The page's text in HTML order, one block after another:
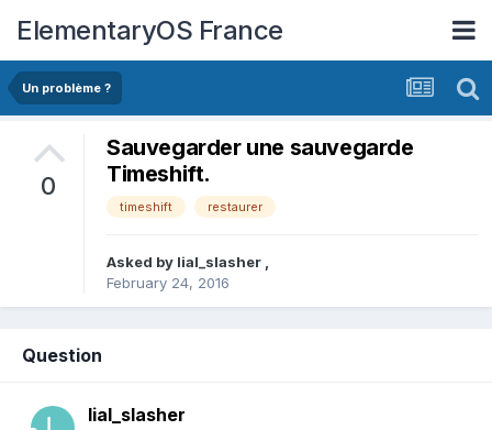
ElementaryOS France
Un problème ?
0
Sauvegarder une sauvegarde
Timeshift.
timeshift restaurer
Asked by lial_slasher ,
February 24, 2016
Question
lial_slasher